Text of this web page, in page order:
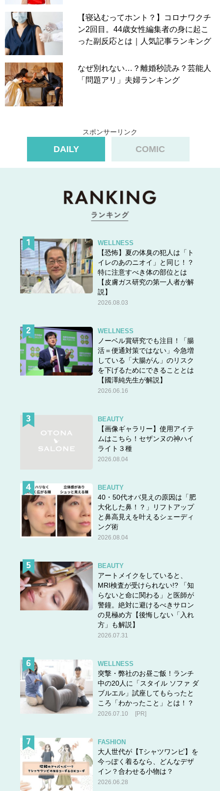
先生によると、「自宅にいるときと同じ行動が思わず出て
しまうので、ご自身の行動を一度見つめ直してみましょ
う」とのこと。
では、どのようなしぐさが「表出しやすい」のでしょう
か？
前編の「普段の生活が露呈する」オフィス７つのNGしぐ
さ。知的で気品がある人は「無意識のしぐさ」が身につい
ているに続く後編は、ランチの席編です。
＞＞ ランチどきにこのしぐさをする人は残念。まずは日頃
の「無意識の習慣」を見直してください
2位・50歳、ポテッとした下腹がペタンコに!? ウ
ワサの「股関節ほぐし」やってみた
40代になってから「やせにくくなっている」と痛感してい
るOTONA SALONE編集長のアサミです。
特に気になるのが、下腹や腰回り！ ダイエットをしても
ません。なんだか体に“厚み”が出てきてるんですよ
ね……。これが中年太りというものなのでしょうか。
＞＞50歳、ポテッとした下腹がペタンコに!? ウワサの
「股関節ほぐし」やってみた
3位・夏に大量発生！40代が「オバサンぽく見え
る」夏のNGヘアアレンジ（後編）
「これはイメチェン失敗だと思った！」と周囲が感じた、
40代女性のヘアアレンジに迫ります。後編です。
っかりすると大失敗に
【寝込むってホント？】コロナワクチ
ン2回目。44歳女性編集者の身に起こ
った副反応とは｜人気記事ランキング
なぜ別れない…？離婚秒読み？芸能人
「問題アリ」夫婦ランキング
スポンサーリンク
DAILY COMIC
WELLNESS
【恐怖】夏の体臭の犯人は「ト
イレのあのニオイ」と同じ！？
特に注意すべき体の部位とは
【皮膚ガス研究の第一人者が解
説】
2026.08.03
WELLNESS
ノーベル賞研究でも注目！「腸
活＝便通対策ではない」今急増
している「大腸がん」のリスク
を下げるためにできることとは
【國澤純先生が解説】
2026.06.16
BEAUTY
【画像ギャラリー】使用アイテ
ムはこちら！セザンヌの神ハイ
ライト３種
2026.08.04
BEAUTY
40・50代オバ見えの原因は「肥
大化した鼻！？」リフトアップ
と鼻高見えを叶えるシェーディ
ング術
2026.08.04
BEAUTY
アートメイクをしていると、
MRI検査が受けられない!? 「知
らないと命に関わる」と医師が
警鐘。絶対に避けるべきサロン
の見極め方【後悔しない「入れ
方」も解説】
2026.07.31
WELLNESS
突撃・弊社のお昼ご飯！ランチ
中の20人に「スタイル ソファ ダ
ブルエル」試座してもらったと
ころ「わかったこと」とは！？
2026.07.10 [PR]
FASHION
大人世代が【Tシャツワンピ】を
今っぽく着るなら、どんなデザ
イン？合わせる小物は？
2026.06.28